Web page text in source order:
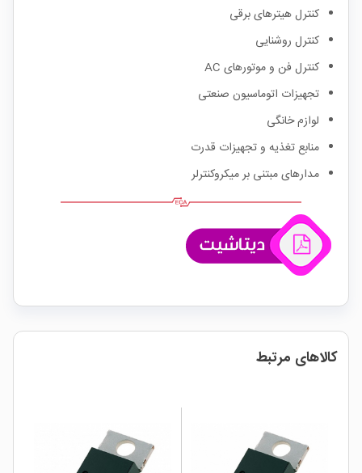
کنترل هیترهای برقی
کنترل روشنایی
کنترل فن و موتورهای AC
تجهیزات اتوماسیون صنعتی
لوازم خانگی
منابع تغذیه و تجهیزات قدرت
مدارهای مبتنی بر میکروکنترلر
کالاهای مرتبط